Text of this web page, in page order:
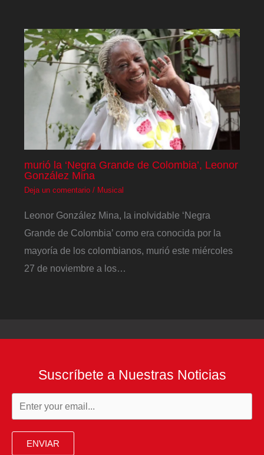
murió la ‘Negra Grande de Colombia’, Leonor
González Mina
Deja un comentario / Musical
Leonor González Mina, la inolvidable ‘Negra
Grande de Colombia’ como era conocida por la
mayoría de los colombianos, murió este miércoles
27 de noviembre a los…
Suscríbete a Nuestras Noticias
ENVIAR